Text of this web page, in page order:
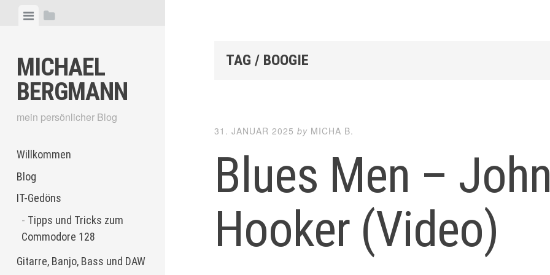
ViewView
MICHAEL
BERGMANN
mein persönlicher Blog
Willkommen
Blog
IT-Gedöns
Tipps und Tricks zum
Commodore 128
Gitarre, Banjo, Bass und DAW
TAG / BOOGIE
31. JANUAR 2025 by MICHA B.
Blues Men –
Hooker (Video)